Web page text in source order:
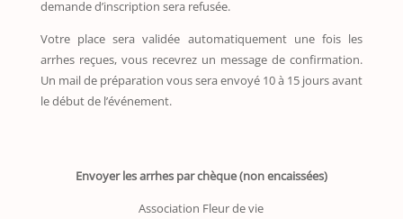
demande d’inscription sera refusée.
Votre place sera validée automatiquement une fois les
arrhes reçues, vous recevrez un message de confirmation.
Un mail de préparation vous sera envoyé 10 à 15 jours avant
le début de l’événement.
Envoyer les arrhes par chèque (non encaissées)
Association Fleur de vie